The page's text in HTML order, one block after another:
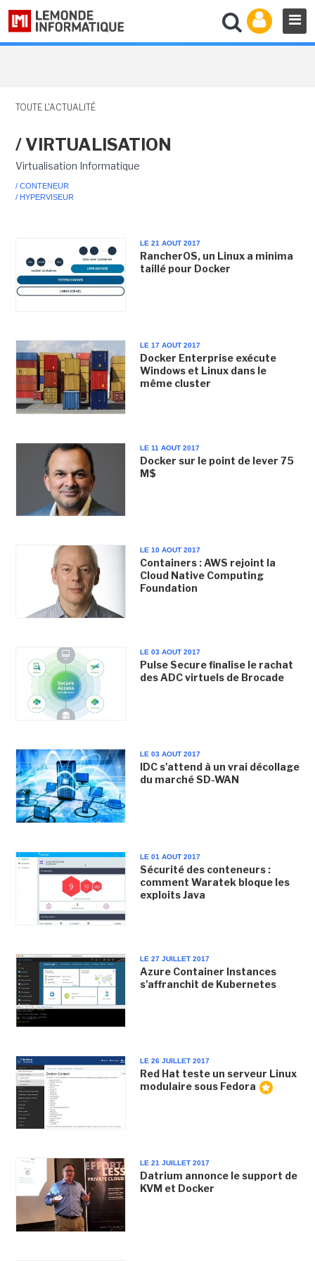
TOUTE L'ACTUALITÉ
/ VIRTUALISATION
Virtualisation Informatique
/ CONTENEUR
/ HYPERVISEUR
LE 21 AOUT 2017
RancherOS, un Linux a minima
taillé pour Docker
LE 17 AOUT 2017
Docker Enterprise exécute
Windows et Linux dans le
même cluster
LE 11 AOUT 2017
Docker sur le point de lever 75
M$
LE 10 AOUT 2017
Containers : AWS rejoint la
Cloud Native Computing
Foundation
LE 03 AOUT 2017
Pulse Secure finalise le rachat
des ADC virtuels de Brocade
LE 03 AOUT 2017
IDC s'attend à un vrai décollage
du marché SD-WAN
LE 01 AOUT 2017
Sécurité des conteneurs :
comment Waratek bloque les
exploits Java
LE 27 JUILLET 2017
Azure Container Instances
s'affranchit de Kubernetes
LE 26 JUILLET 2017
Red Hat teste un serveur Linux
modulaire sous Fedora
LE 21 JUILLET 2017
Datrium annonce le support de
KVM et Docker